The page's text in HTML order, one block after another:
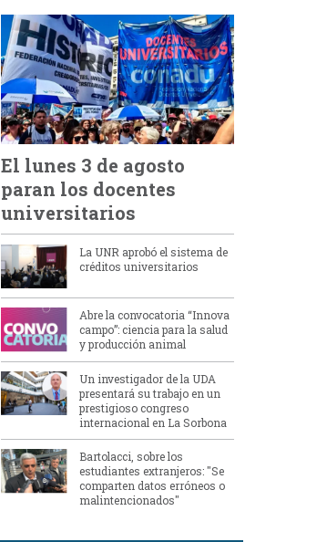
El lunes 3 de agosto
paran los docentes
universitarios
La UNR aprobó el sistema de
créditos universitarios
Abre la convocatoria “Innova
campo”: ciencia para la salud
y producción animal
Un investigador de la UDA
presentará su trabajo en un
prestigioso congreso
internacional en La Sorbona
Bartolacci, sobre los
estudiantes extranjeros: "Se
comparten datos erróneos o
malintencionados"